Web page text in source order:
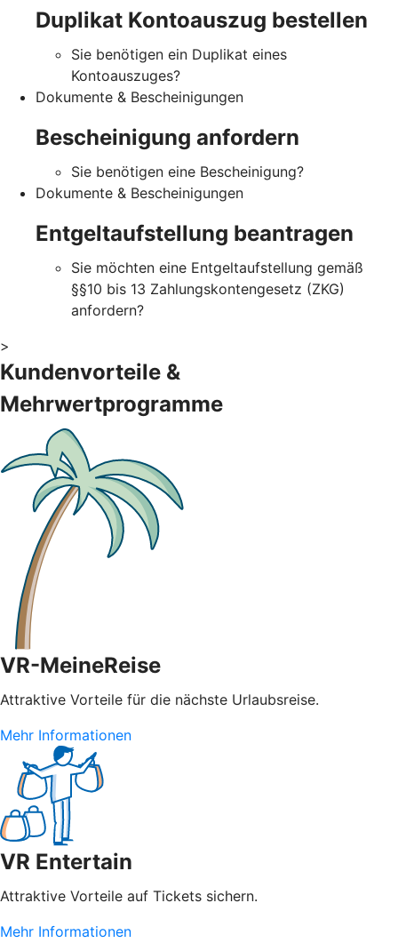
Duplikat Kontoauszug bestellen
Sie benötigen ein Duplikat eines
Kontoauszuges?
Dokumente & Bescheinigungen
Bescheinigung anfordern
Sie benötigen eine Bescheinigung?
Dokumente & Bescheinigungen
Entgeltaufstellung beantragen
Sie möchten eine Entgeltaufstellung gemäß
§§10 bis 13 Zahlungskontengesetz (ZKG)
anfordern?
>
Kundenvorteile &
Mehrwertprogramme
VR-MeineReise
Attraktive Vorteile für die nächste Urlaubsreise.
Mehr Informationen
VR Entertain
Attraktive Vorteile auf Tickets sichern.
Mehr Informationen